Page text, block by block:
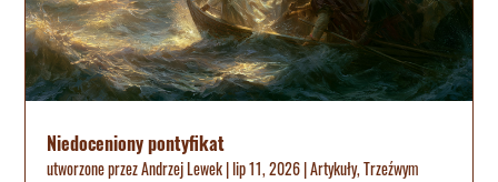
Niedoceniony pontyfikat
utworzone przezAndrzej Lewek|lip 11, 2026|Artykuły,Trzeźwym